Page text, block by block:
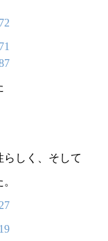
しく、そして